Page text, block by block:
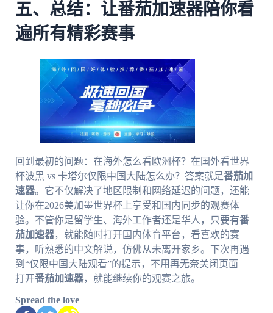
五、总结：让番茄加速器陪你看
遍所有精彩赛事
回到最初的问题：在海外怎么看欧洲杯？在国外看世界
杯波黑 vs 卡塔尔仅限中国大陆怎么办？答案就是番茄加
速器。它不仅解决了地区限制和网络延迟的问题，还能
让你在2026美加墨世界杯上享受和国内同步的观赛体
验。不管你是留学生、海外工作者还是华人，只要有番
茄加速器，就能随时打开国内体育平台，看喜欢的赛
事，听熟悉的中文解说，仿佛从未离开家乡。下次再遇
到“仅限中国大陆观看”的提示，不用再无奈关闭页面——
打开番茄加速器，就能继续你的观赛之旅。
Spread the love